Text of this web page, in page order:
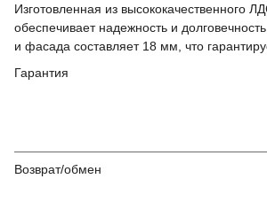
Изготовленная из высококачественного
обеспечивает надежность и
и фасада составляет 18 мм, что
Гарантия
Возврат/обмен